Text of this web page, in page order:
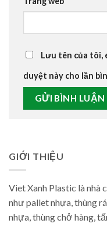
Lưu tên của tôi,
duyệt này cho lần
GIỚI THIỆU
Viet Xanh Plastic là nhà
như pallet nhựa, thùng
nhựa, thùng chở hàng,